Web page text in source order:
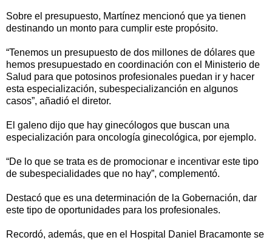
Sobre el presupuesto, Martínez mencionó que ya tienen
destinando un monto para cumplir este propósito.
“Tenemos un presupuesto de dos millones de dólares que
hemos presupuestado en coordinación con el Ministerio de
Salud para que potosinos profesionales puedan ir y hacer
esta especialización, subespecializanción en algunos
casos”, añadió el diretor.
El galeno dijo que hay ginecólogos que buscan una
especialización para oncología ginecológica, por ejemplo.
“De lo que se trata es de promocionar e incentivar este tipo
de subespecialidades que no hay”, complementó.
Destacó que es una determinación de la Gobernación, dar
este tipo de oportunidades para los profesionales.
Recordó, además, que en el Hospital Daniel Bracamonte se